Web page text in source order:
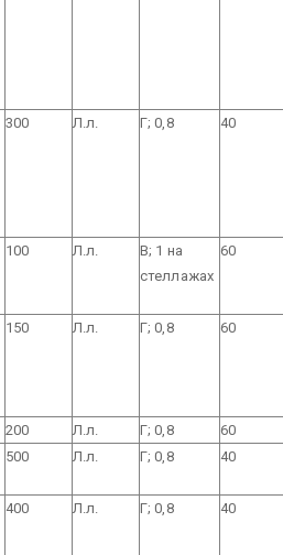
300 Л.л. Г; 0,8 40
100 Л.л.
В; 1 на
стеллажах
60
150 Л.л. Г; 0,8 60
200 Л.л. Г; 0,8
60
500 Л.л. Г; 0,8 40
400 Л.л. Г; 0,8 40